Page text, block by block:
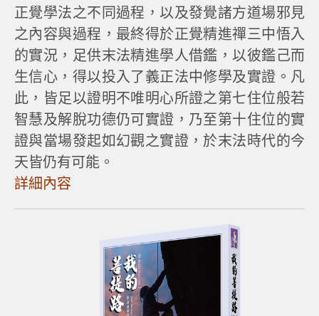
正覺學法之不同過程，以及發覺諸方道場邪見
之內容與過程，最終得於正覺精進禪三中悟入
的實況，足供末法精進學人借鑑，以彼鑑己而
生信心，得以投入了義正法中修學及實證。凡
此，皆足以證明不唯明心所證之第七住位般若
智慧及解脫功德仍可實證，乃至第十住位的實
證與當場發起如幻觀之實證，於末法時代的今
天皆仍有可能。
詳細內容